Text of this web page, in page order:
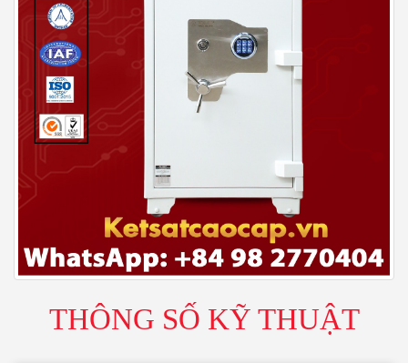
THÔNG SỐ KỸ THUẬT